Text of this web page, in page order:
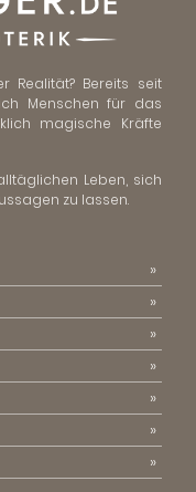
Realität? Bereits seit
Menschen für das
magische Kräfte
Leben, sich
zu lassen.